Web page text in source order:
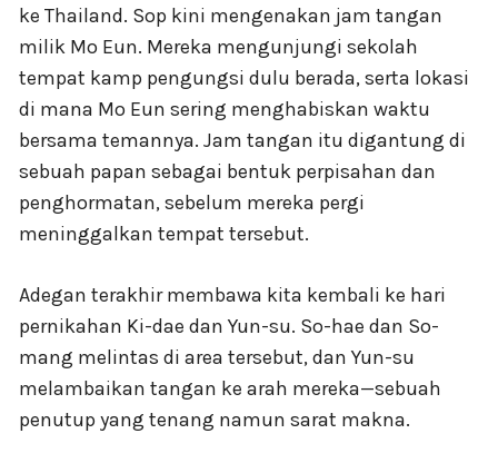
ke Thailand. Sop kini mengenakan jam tangan
milik Mo Eun. Mereka mengunjungi sekolah
tempat kamp pengungsi dulu berada, serta lokasi
di mana Mo Eun sering menghabiskan waktu
bersama temannya. Jam tangan itu digantung di
sebuah papan sebagai bentuk perpisahan dan
penghormatan, sebelum mereka pergi
meninggalkan tempat tersebut.
Adegan terakhir membawa kita kembali ke hari
pernikahan Ki-dae dan Yun-su. So-hae dan So-
mang melintas di area tersebut, dan Yun-su
melambaikan tangan ke arah mereka—sebuah
penutup yang tenang namun sarat makna.